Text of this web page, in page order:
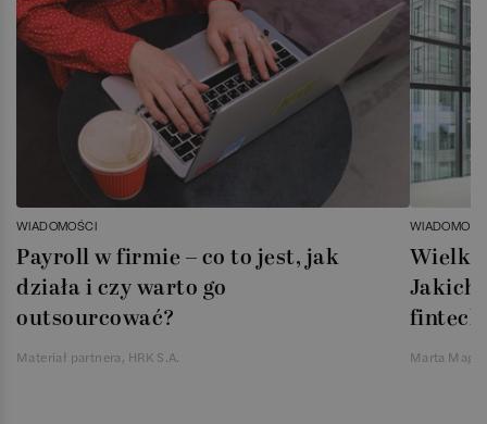
WIADOMOŚCI
Payroll w firmie – co to jest, jak
działa i czy warto go
outsourcować?
Materiał partnera, HRK S.A.
Jakich
Marta